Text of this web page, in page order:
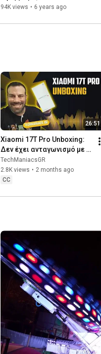
smartphones χωρίς Google
94K views • 6 years ago
26:51
Xiaomi 17T Pro Unboxing:
Δεν έχει ανταγωνισμό με
αυτά τα χαρακτηριστικά
TechManiacsGR
2.8K views • 2 months ago
CC